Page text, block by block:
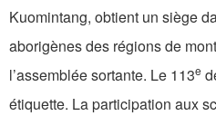
Kuomintang, obtient un siège
aborigènes des régions de
l’assemblée sortante. Le 113e
étiquette. La participation aux